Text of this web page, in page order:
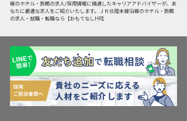
線のホテル・旅館の求人/採用情報に精通したキャリアアドバイザーが、あ
なたに最適な求人をご紹介いたします。ＪＲ北陸本線沿線のホテル・旅館
の求人・就職・転職なら【おもてなしHR】